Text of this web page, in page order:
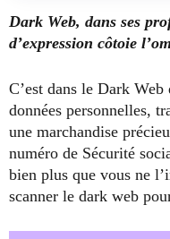
Dark Web, dans ses
d’expression côtoie
C’est dans le Dark Web
données personnelles,
une marchandise
numéro de Sécurité
bien plus que vous ne
scanner le dark web